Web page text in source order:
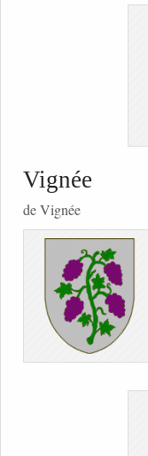
Vignée
de Vignée